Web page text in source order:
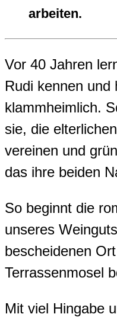
arbeiten.
Vor 40 Jahren
Rudi kennen und
klammheimlich.
sie, die
vereinen und
das ihre beiden
So beginnt die
unseres
bescheidenen
Terrassenmosel
Mit viel Hingabe